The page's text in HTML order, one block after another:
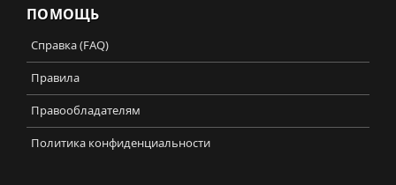
ПОМОЩЬ
Справка (FAQ)
Правила
Правообладателям
Политика конфиденциальности